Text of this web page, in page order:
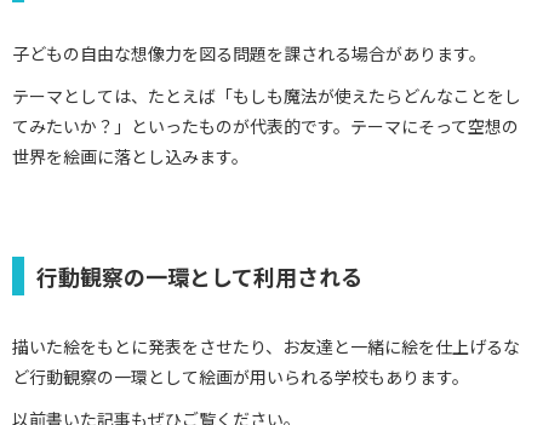
子どもの自由な想像力を図る問題を課される場合があります。
テーマとしては、たとえば「もしも魔法が使えたらどんなことをし
てみたいか？」といったものが代表的です。テーマにそって空想の
世界を絵画に落とし込みます。
行動観察の一環として利用される
描いた絵をもとに発表をさせたり、お友達と一緒に絵を仕上げるな
ど行動観察の一環として絵画が用いられる学校もあります。
以前書いた記事もぜひご覧ください。